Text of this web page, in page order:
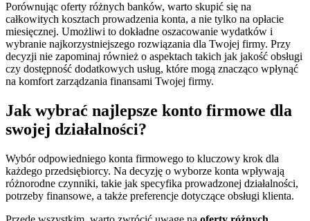
Porównując oferty różnych banków, warto skupić się na
całkowitych kosztach prowadzenia konta, a nie tylko na opłacie
miesięcznej. Umożliwi to dokładne oszacowanie wydatków i
wybranie najkorzystniejszego rozwiązania dla Twojej firmy. Przy
decyzji nie zapominaj również o aspektach takich jak jakość obsługi
czy dostępność dodatkowych usług, które mogą znacząco wpłynąć
na komfort zarządzania finansami Twojej firmy.
Jak wybrać najlepsze konto firmowe dla
swojej działalności?
Wybór odpowiedniego konta firmowego to kluczowy krok dla
każdego przedsiębiorcy. Na decyzję o wyborze konta wpływają
różnorodne czynniki, takie jak specyfika prowadzonej działalności,
potrzeby finansowe, a także preferencje dotyczące obsługi klienta.